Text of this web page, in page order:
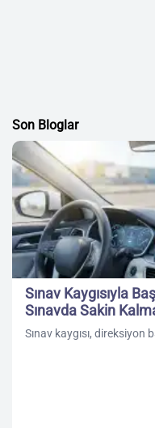
Son Bloglar
Sınav Kaygısıyla
Sınavda Sakin
Sınav kaygısı, direksiyon